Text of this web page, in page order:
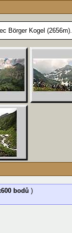
Börger Kogel (2656m).
bodů )